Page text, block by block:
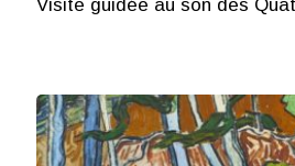
Visite guidée au son des